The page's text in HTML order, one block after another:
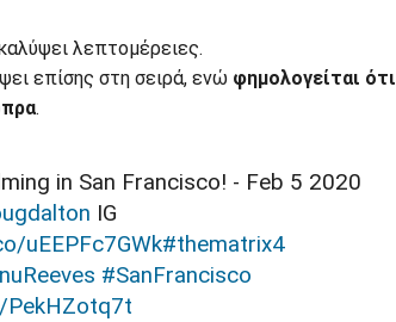
λεπτομέρειες.
επίσης στη σειρά, ενώ φημολογείται ότι
.
in San Francisco! - Feb 5 2020
IG
uEEPFc7GWk#thematrix4
#SanFrancisco
PekHZotq7t